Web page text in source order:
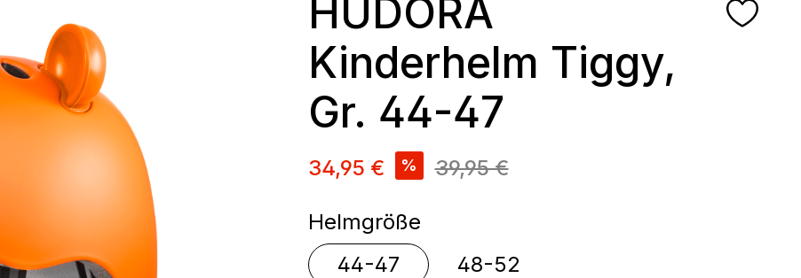
HUDORA
Kinderhelm Tiggy,
Gr. 44-47
Verkaufspreis:
34,95 € % 39,95 €
Helmgrößeauswählen
44-47
48-52